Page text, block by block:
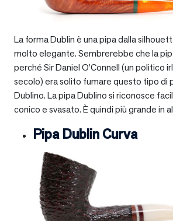
La forma Dublin è una pipa dalla
molto elegante. Sembrerebbe che la
perché Sir Daniel O’Connell (un politico
secolo) era solito fumare questo tipo di
Dublino. La pipa Dublino si riconosce
conico e svasato. È quindi più grande in
Pipa Dublin Curva